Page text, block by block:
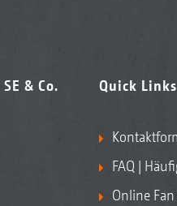
& Co.
Quick Links
FAQ |
Online